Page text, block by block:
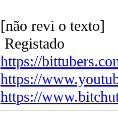
[não revi o texto]
Registado
https://
https://
https://